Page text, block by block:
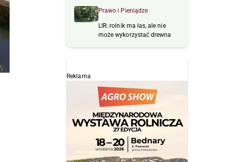
Prawo i Pieniądze
LIR: rolnik ma las, ale nie
może wykorzystać drewna
Reklama